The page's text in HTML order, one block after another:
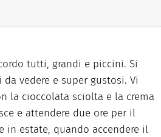
tutti, grandi e piccini. Si
vedere e super gustosi. Vi
la cioccolata sciolta e la crema
e attendere due ore per il
in estate, quando accendere il